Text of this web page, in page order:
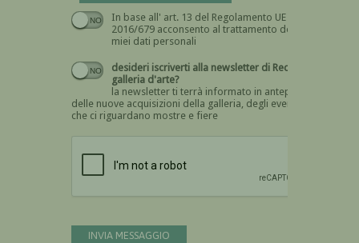
In base all' art. 13 del Regolamento UE n.
2016/679 acconsento al trattamento dei
miei dati personali
Devi dare il consenso
desideri iscriverti alla newsletter di Recta
galleria d'arte?
la newsletter ti terrà informato in anteprima
delle nuove acquisizioni della galleria, degli eventi
che ci riguardano mostre e fiere
INVIA MESSAGGIO